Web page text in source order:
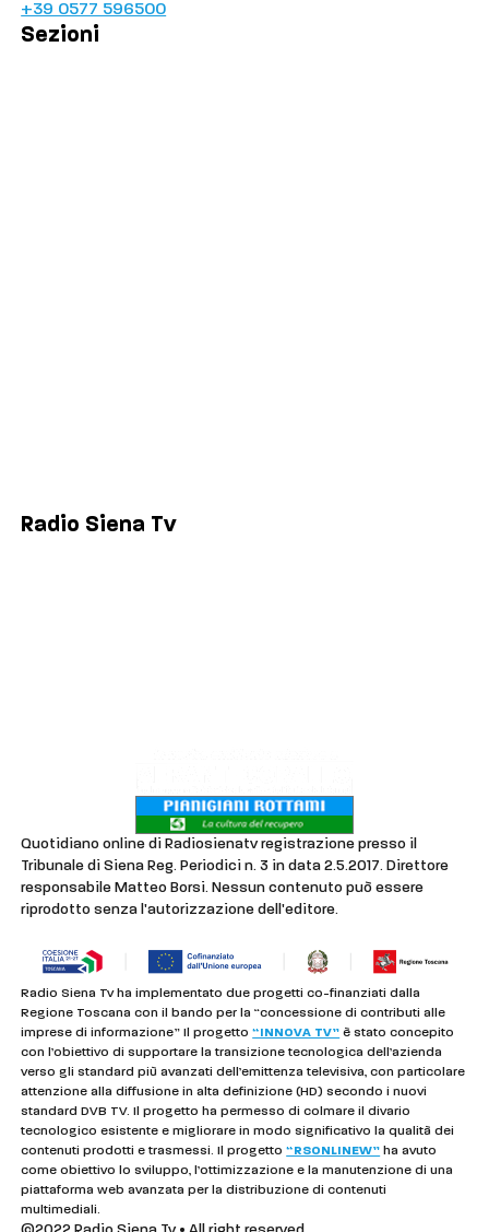
+39 0577 596500
Sezioni
Radio Siena Tv
Quotidiano online di Radiosienatv registrazione presso il
Tribunale di Siena Reg. Periodici n. 3 in data 2.5.2017. Direttore
responsabile Matteo Borsi. Nessun contenuto può essere
riprodotto senza l'autorizzazione dell'editore.
Radio Siena Tv ha implementato due progetti co-finanziati dalla
Regione Toscana con il bando per la “concessione di contributi alle
imprese di informazione” Il progetto“INNOVA TV” è stato concepito
con l’obiettivo di supportare la transizione tecnologica dell’azienda
verso gli standard più avanzati dell’emittenza televisiva, con particolare
attenzione alla diffusione in alta definizione (HD) secondo i nuovi
standard DVB TV. Il progetto ha permesso di colmare il divario
tecnologico esistente e migliorare in modo significativo la qualità dei
contenuti prodotti e trasmessi. Il progetto“RSONLINEW” ha avuto
come obiettivo lo sviluppo, l’ottimizzazione e la manutenzione di una
piattaforma web avanzata per la distribuzione di contenuti
multimediali.